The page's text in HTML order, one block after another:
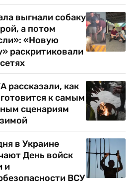
выгнали собаку
а потом
«Новую
раскритиковали
рассказали, как
к самым
сценариям
в Украине
День войск
и
ВСУ